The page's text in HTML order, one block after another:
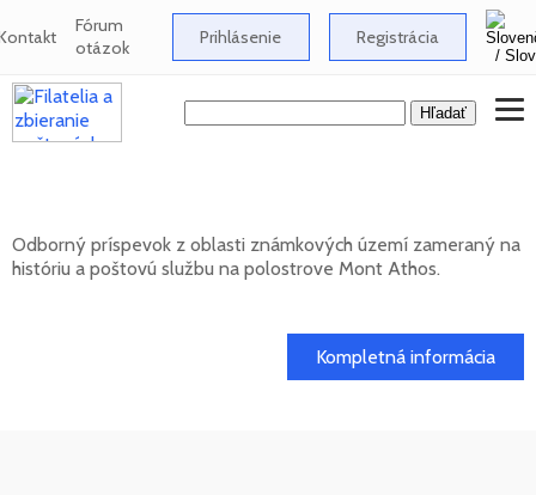
Fórum
otázok Prihlásenie Registrácia
Odborný príspevok z oblasti známkových území zameraný na
históriu a poštovú službu na polostrove Mont Athos.
Kompletná informácia